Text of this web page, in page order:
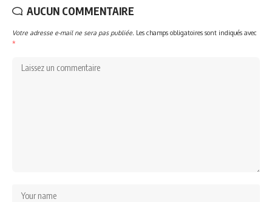
AUCUN COMMENTAIRE
Votre adresse e-mail ne sera pas publiée. Les champs obligatoires sont indiqués avec
*